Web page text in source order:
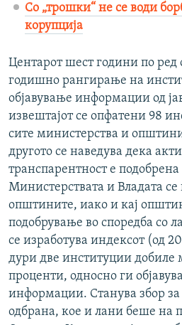
Со „трошки“ не се води
корупција
Центарот шест години по ред
годишно рангирање на
објавување информации од
извештајот се опфатени 98
сите министерства и
другото се наведува дека
транспарентност е
Министерствата и Владата
општините, иако и кај
подобрување во споредба со
се изработува индексот (од
дури две институции добиле
проценти, односно ги
информации. Станува збор
одбрана, кое и лани беше на